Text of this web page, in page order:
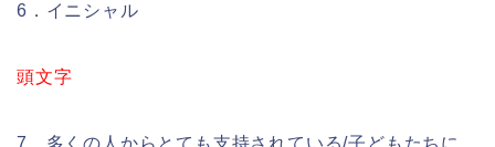
6．イニシャル
頭文字